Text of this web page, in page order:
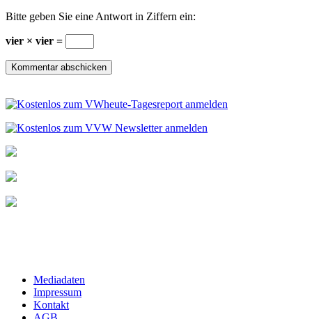
Bitte geben Sie eine Antwort in Ziffern ein:
vier × vier =
Mediadaten
Impressum
Kontakt